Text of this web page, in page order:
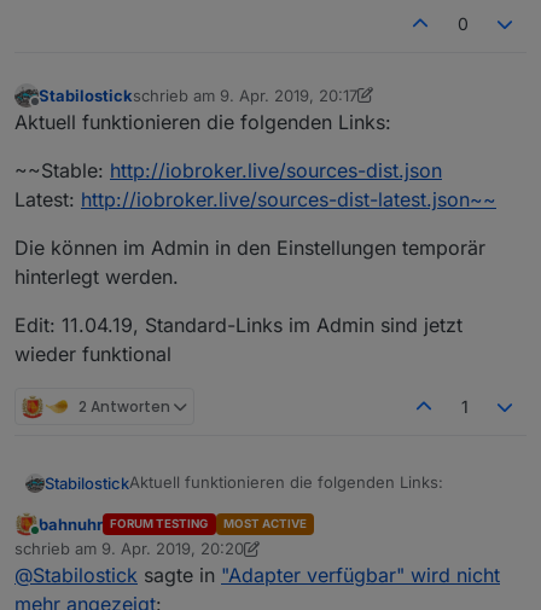
0
Offline
Stabilostickschrieb am 9. Apr. 2019, 20:17
zuletzt editiert von Stabilostick4. Nov. 2019, 21:43
Aktuell funktionieren die folgenden Links:
~~Stable: http://iobroker.live/sources-dist.json
Latest: http://iobroker.live/sources-dist-latest.json~~
Die können im Admin in den Einstellungen temporär
hinterlegt werden.
Edit: 11.04.19, Standard-Links im Admin sind jetzt
wieder funktional
2 Antworten 1
StabilostickAktuell funktionieren die folgenden Links:
~~Stable:http://iobroker.live/sources-dist.json
Latest:http://iobroker.live/sources-dist-
latest.json~~
Die können im Admin in den Einstellungen
temporär hinterlegt werden.
Online
bahnuhr FORUM TESTING MOST ACTIVE
schrieb am 9. Apr. 2019, 20:20
zuletzt editiert von Stabilostick4. Nov. 2019, 21:48
@Stabilostick sagte in "Adapter verfügbar" wird nicht
mehr angezeigt: